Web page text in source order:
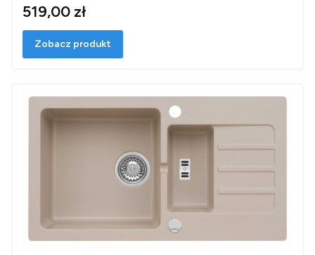
519,00 zł
Zobacz produkt